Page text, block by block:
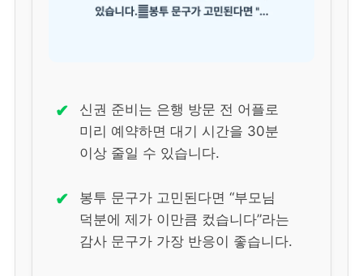
✔
신권 준비는 은행 방문 전 어플로
미리 예약하면 대기 시간을 30분
이상 줄일 수 있습니다.
✔
봉투 문구가 고민된다면 “부모님
덕분에 제가 이만큼 컸습니다”라는
감사 문구가 가장 반응이 좋습니다.